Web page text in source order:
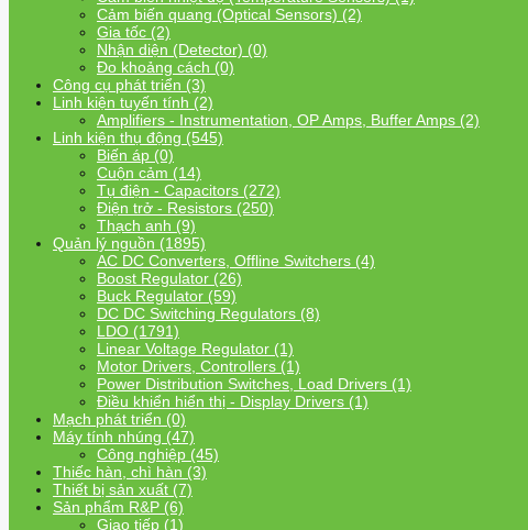
Cảm biến quang (Optical Sensors) (2)
Gia tốc (2)
Nhận diện (Detector) (0)
Đo khoảng cách (0)
Công cụ phát triển (3)
Linh kiện tuyến tính (2)
Amplifiers - Instrumentation, OP Amps, Buffer Amps (2)
Linh kiện thụ động (545)
Biến áp (0)
Cuộn cảm (14)
Tụ điện - Capacitors (272)
Điện trở - Resistors (250)
Thạch anh (9)
Quản lý nguồn (1895)
AC DC Converters, Offline Switchers (4)
Boost Regulator (26)
Buck Regulator (59)
DC DC Switching Regulators (8)
LDO (1791)
Linear Voltage Regulator (1)
Motor Drivers, Controllers (1)
Power Distribution Switches, Load Drivers (1)
Điều khiển hiển thị - Display Drivers (1)
Mạch phát triển (0)
Máy tính nhúng (47)
Công nghiệp (45)
Thiếc hàn, chì hàn (3)
Thiết bị sản xuất (7)
Sản phẩm R&P (6)
Giao tiếp (1)